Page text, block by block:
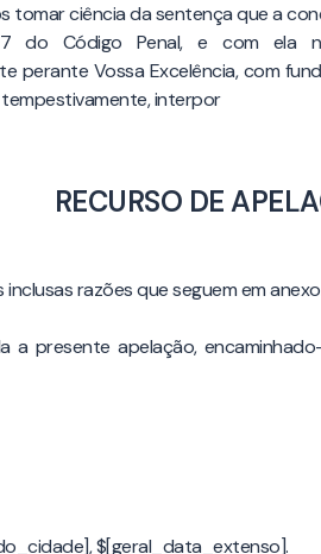
tomar ciência da sentença que a
do Código Penal, e com ela
perante Vossa Excelência, com
tempestivamente, interpor
RECURSO DE
razões que seguem em
a presente apelação,
$[geral_data_extenso].